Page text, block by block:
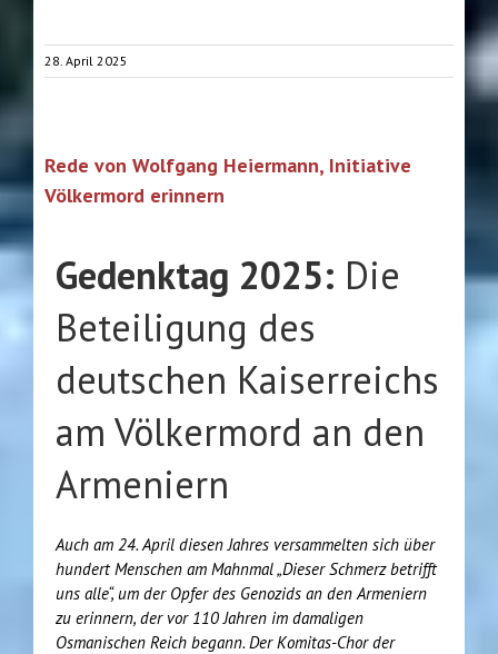
28. April 2025
Rede von Wolfgang Heiermann, Initiative
Völkermord erinnern
Gedenktag 2025: Die
Beteiligung des
deutschen Kaiserreichs
am Völkermord an den
Armeniern
Auch am 24. April diesen Jahres versammelten sich über
hundert Menschen am Mahnmal „Dieser Schmerz betrifft
uns alle“, um der Opfer des Genozids an den Armeniern
zu erinnern, der vor 110 Jahren im damaligen
Osmanischen Reich begann. Der Komitas-Chor der